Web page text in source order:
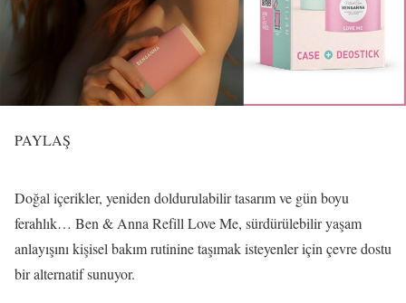
PAYLAŞ
Doğal içerikler, yeniden doldurulabilir tasarım ve gün boyu
ferahlık… Ben & Anna Refill Love Me, sürdürülebilir yaşam
anlayışını kişisel bakım rutinine taşımak isteyenler için çevre dostu
bir alternatif sunuyor.